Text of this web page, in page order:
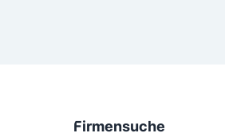
Firmensuche